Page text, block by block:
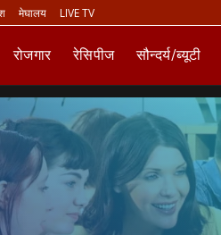
मेघालय LIVE TV
रोजगार रेसिपीज सौन्दर्य/ब्यूटी